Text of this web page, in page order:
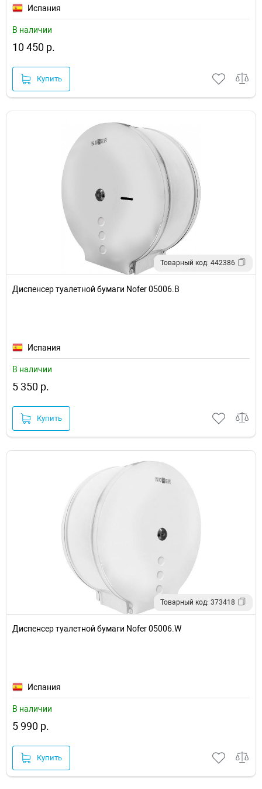
Испания
В наличии
10 450 р.
Купить
Товарный код: 442386
Диспенсер туалетной бумаги Nofer 05006.B
Испания
В наличии
5 350 р.
Купить
Товарный код: 373418
Диспенсер туалетной бумаги Nofer 05006.W
Испания
В наличии
5 990 р.
Купить